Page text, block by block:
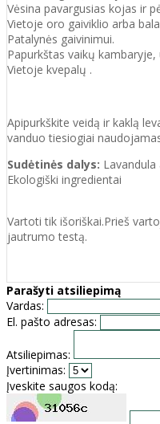
Vėsina pavargusias kojas ir
Vietoje oro gaiviklio arba
Patalynės gaivinimui.
Papurkštas vaikų
Vietoje kvepalų .
Apipurkškite veidą ir kaklą
vanduo tiesiogiai
Sudėtinės dalys:
Ekologiški ingredientai
Vartoti tik išoriškai.Prieš
jautrumo testą.
Parašyti atsiliepimą
Vardas:
El. pašto adresas:
Atsiliepimas:
Įvertinimas:
Įveskite saugos kodą: